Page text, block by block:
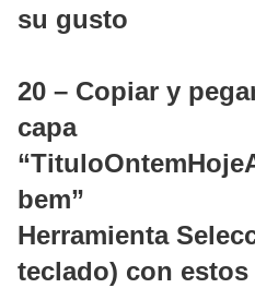
su gusto
20 – Copiar y
capa
bem”
Herramienta
teclado) con